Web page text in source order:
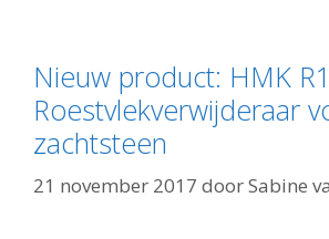
Nieuw product: HMK
Roestvlekverwijderaar
zachtsteen
21 november 2017 doorSabine